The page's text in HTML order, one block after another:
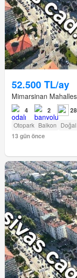
52.500 TL/ay
Mimarsinan
4 2
Otopark Balkon
13 gün önce